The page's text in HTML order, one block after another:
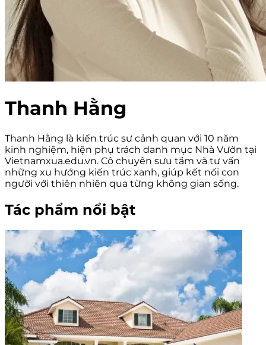
Thanh Hằng
Thanh Hằng là kiến trúc sư cảnh quan với 10 năm
kinh nghiệm, hiện phụ trách danh mục Nhà Vườn tại
Vietnamxua.edu.vn. Cô chuyên sưu tầm và tư vấn
những xu hướng kiến trúc xanh, giúp kết nối con
người với thiên nhiên qua từng không gian sống.
Tác phẩm nổi bật